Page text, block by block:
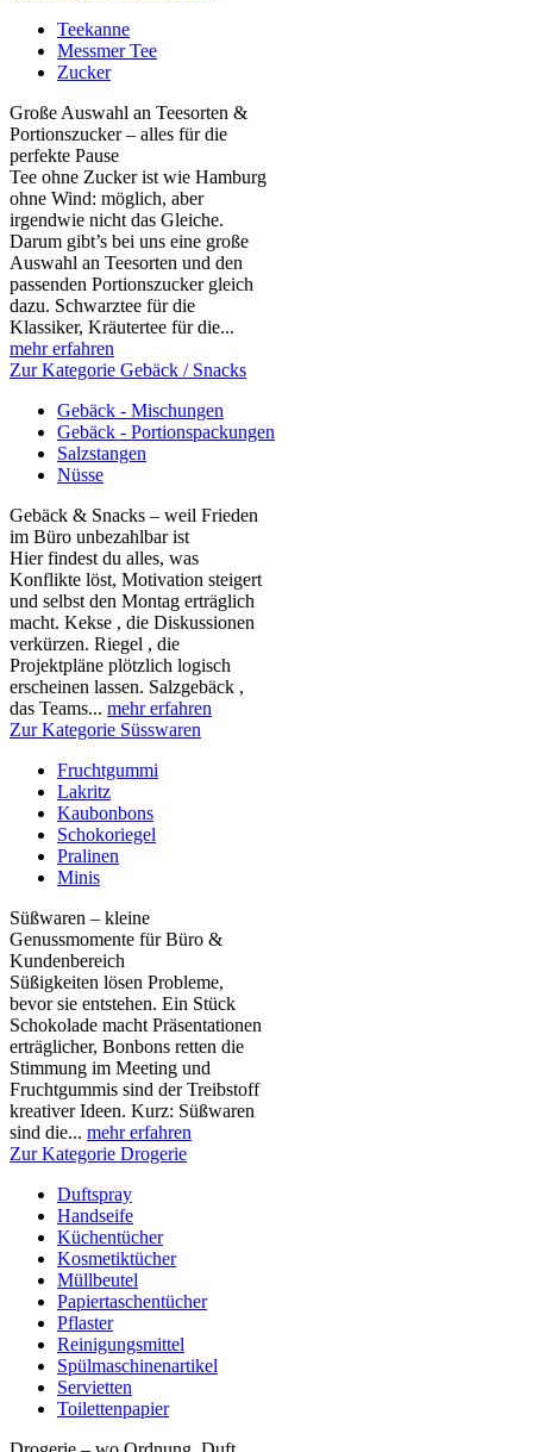
Teekanne
Messmer Tee
Zucker
Große Auswahl an Teesorten &
Portionszucker – alles für die
perfekte Pause
Tee ohne Zucker ist wie Hamburg
ohne Wind: möglich, aber
irgendwie nicht das Gleiche.
Darum gibt’s bei uns eine große
Auswahl an Teesorten und den
passenden Portionszucker gleich
dazu. Schwarztee für die
Klassiker, Kräutertee für die...
mehr erfahren
Zur Kategorie Gebäck / Snacks
Gebäck - Mischungen
Gebäck - Portionspackungen
Salzstangen
Nüsse
Gebäck & Snacks – weil Frieden
im Büro unbezahlbar ist
Hier findest du alles, was
Konflikte löst, Motivation steigert
und selbst den Montag erträglich
macht. Kekse , die Diskussionen
verkürzen. Riegel , die
Projektpläne plötzlich logisch
erscheinen lassen. Salzgebäck ,
das Teams... mehr erfahren
Zur Kategorie Süsswaren
Fruchtgummi
Lakritz
Kaubonbons
Schokoriegel
Pralinen
Minis
Süßwaren – kleine
Genussmomente für Büro &
Kundenbereich
Süßigkeiten lösen Probleme,
bevor sie entstehen. Ein Stück
Schokolade macht Präsentationen
erträglicher, Bonbons retten die
Stimmung im Meeting und
Fruchtgummis sind der Treibstoff
kreativer Ideen. Kurz: Süßwaren
sind die... mehr erfahren
Zur Kategorie Drogerie
Duftspray
Handseife
Küchentücher
Kosmetiktücher
Müllbeutel
Papiertaschentücher
Pflaster
Reinigungsmittel
Spülmaschinenartikel
Servietten
Toilettenpapier